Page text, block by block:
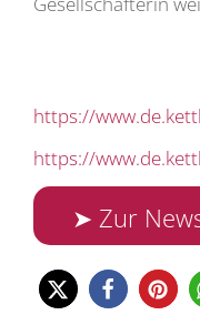
https://
https://
➤ Zur